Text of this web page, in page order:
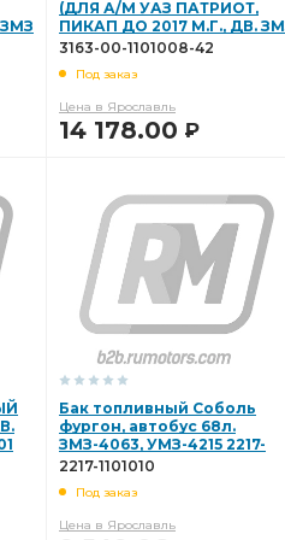
ЗМЗ-511 дв. Соболь ЗМЗ-
серия" Фильтр воздушный
ЗМЗ-402 511 513 дв.
стоп.кольца 96,5 группа
модиф. УАЗ его модиф. УАЗ
Комплект прокладок
вала верхняя Патрубки
(ДЛЯ А/М УАЗ ПАТРИОТ,
ПИКАП ДО 2017 М.Г., ДВ.
514, ПОД РЕЗИНОВУЮ
1101008-42
3163-00-1101008-42
Под заказ
Цена в Ярославль
14 178.00 Р
Бак топливный Соболь
фургон, автобус 68л.
ЗМЗ-4063, УМЗ-4215 2217-
1101010
2217-1101010
Под заказ
Цена в Ярославль